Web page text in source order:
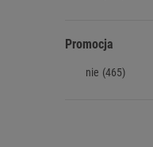
Promocja
nie (465)